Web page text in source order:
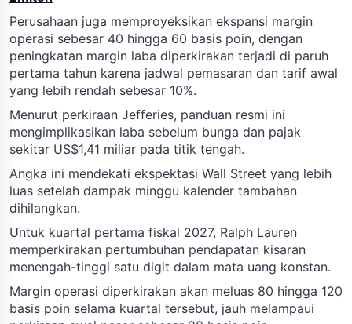
Perusahaan juga memproyeksikan ekspansi margin
operasi sebesar 40 hingga 60 basis poin, dengan
peningkatan margin laba diperkirakan terjadi di paruh
pertama tahun karena jadwal pemasaran dan tarif awal
yang lebih rendah sebesar 10%.
Menurut perkiraan Jefferies, panduan resmi ini
mengimplikasikan laba sebelum bunga dan pajak
sekitar US$1,41 miliar pada titik tengah.
Angka ini mendekati ekspektasi Wall Street yang lebih
luas setelah dampak minggu kalender tambahan
dihilangkan.
Untuk kuartal pertama fiskal 2027, Ralph Lauren
memperkirakan pertumbuhan pendapatan kisaran
menengah-tinggi satu digit dalam mata uang konstan.
Margin operasi diperkirakan akan meluas 80 hingga 120
basis poin selama kuartal tersebut, jauh melampaui